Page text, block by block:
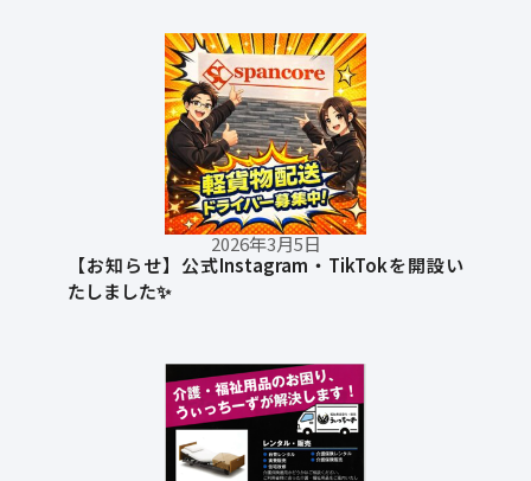
2026年3月5日
【お知らせ】公式Instagram・TikTokを開設い
たしました✨